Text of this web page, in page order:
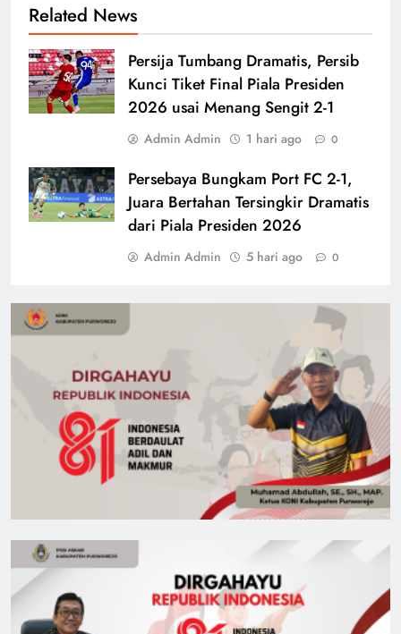
Related News
Persija Tumbang Dramatis, Persib
Kunci Tiket Final Piala Presiden
2026 usai Menang Sengit 2-1
Admin Admin 1 hari ago 0
Persebaya Bungkam Port FC 2-1,
Juara Bertahan Tersingkir Dramatis
dari Piala Presiden 2026
Admin Admin 5 hari ago 0